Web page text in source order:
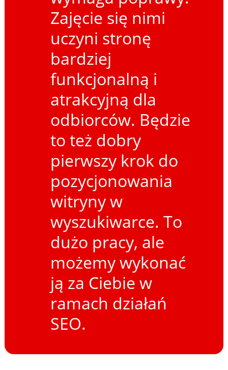
Zajęcie się nimi
uczyni stronę
bardziej
funkcjonalną i
atrakcyjną dla
odbiorców. Będzie
to też dobry
pierwszy krok do
pozycjonowania
witryny w
wyszukiwarce. To
dużo pracy, ale
możemy wykonać
ją za Ciebie w
ramach działań
SEO.